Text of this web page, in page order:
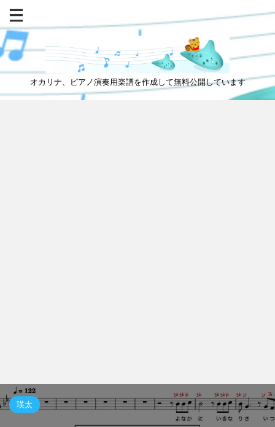
オカリナ、ピアノ演奏用楽譜を作成して無料公開しています
瑛太